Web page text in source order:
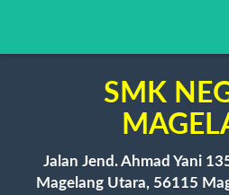
SMK
Jalan Jend. Ahmad Yani
Magelang Utara, 56115